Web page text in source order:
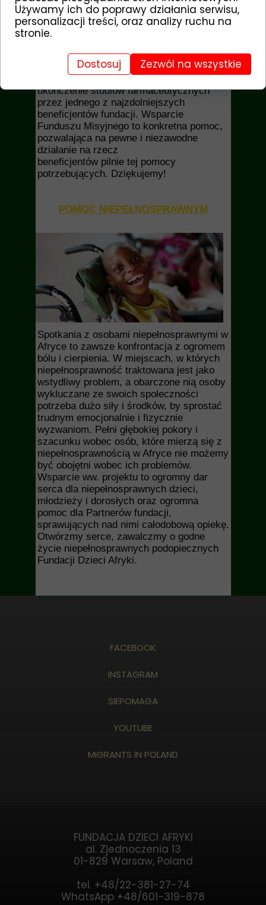
Misjonarzy i Partnerów fundacji,
sprawujących nad nimi bezpośrednią
opiekę. W krajach, w których każdy dzień
zgromadzone w projekcie kwoty
zabezpieczają wydatki na nieprzewidziane
i nagłe przeciwności, np. brak środków na
ukończenie studiów farmaceutycznych
przez jednego z najzdolniejszych
beneficjentów fundacji. Wsparcie
Funduszu Misyjnego to konkretna pomoc,
pozwalająca na pewne i niezawodne
działanie na rzecz
beneficjentów pilnie tej pomocy
potrzebujących. Dziękujemy!
POMOC NIEPEŁNOSPRAWNYM
Spotkania z osobami niepełnosprawnymi w
Afryce to zawsze konfrontacja z ogromem
bólu i cierpienia. W miejscach, w których
niepełnosprawność traktowana jest jako
wstydliwy problem, a obarczone nią osoby
wykluczane ze swoich społeczności
potrzeba dużo siły i środków, by sprostać
trudnym emocjonalnie i fizycznie
wyzwaniom. Pełni głębokiej pokory i
szacunku wobec osób, które mierzą się z
niepełnosprawnością w Afryce nie możemy
być obojętni wobec ich problemów.
Wsparcie ww. projektu to ogromny dar
serca dla niepełnosprawnych dzieci,
młodzieży i dorosłych oraz ogromna
pomoc dla Partnerów fundacji,
sprawujących nad nimi całodobową opiekę.
Otwórzmy serce, zawalczmy o godne
życie niepełnosprawnych podopiecznych
Fundacji Dzieci Afryki.
FACEBOOK
INSTAGRAM
SIEPOMAGA
YOUTUBE
MIGRANTS IN POLAND
FUNDACJA DZIECI AFRYKI
al. Zjednoczenia 13
01-829 Warsaw, Poland
tel. +48/22-381-27-74
WhatsApp +48/601-319-878
Używamy ich do poprawy działania serwisu,
personalizacji treści, oraz analizy ruchu na
stronie.
Dostosuj Zezwól na wszystkie